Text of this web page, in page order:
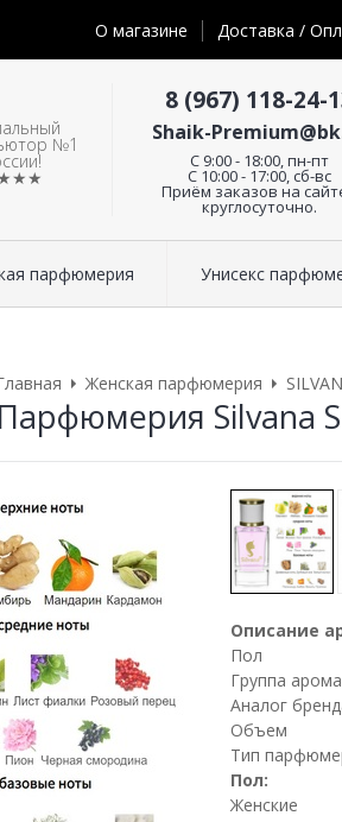
О магазине Доставка /
№1
8 (967) 118-24-
Shaik-
C 9:00 - 18:00, пн-пт
С 10:00 - 17:00, сб-вс
Приём заказов на
круглосуточно.
парфюмерия Унисекс
Женская парфюмерия
Парфюмерия Silvana
Описание
Пол
Группа
Аналог
Объем
Тип
Пол:
Женские